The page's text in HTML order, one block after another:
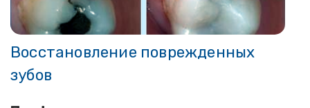
Восстановление поврежденных
зубов